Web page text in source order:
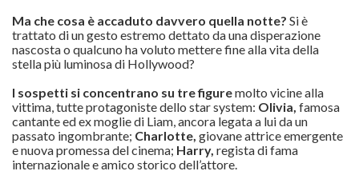
Ma che cosa è accaduto davvero quella notte? Si è
trattato di un gesto estremo dettato da una disperazione
nascosta o qualcuno ha voluto mettere fine alla vita della
stella più luminosa di Hollywood?
I sospetti si concentrano su tre figuremolto vicine alla
vittima, tutte protagoniste dello star system: Olivia, famosa
cantante ed ex moglie di Liam, ancora legata a lui da un
passato ingombrante; Charlotte, giovane attrice emergente
e nuova promessa del cinema; Harry, regista di fama
internazionale e amico storico dell’attore.